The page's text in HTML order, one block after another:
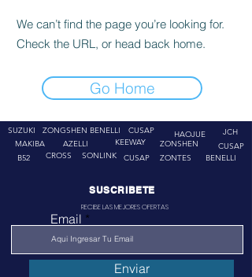
We can’t find the page you’re looking for.
Check the URL, or head back home.
Go Home
SUZUKI
ZONGSHEN
MAKIBA
AZELLI
BENELLI
CUSAP
KEEWAY
B52
CROSS SONLINK CUSAP
HAOJUE
JCH
ZONSHEN
ZONTES
CUSAP
BENELLI
SUSCRIBETE
RECIBE LAS MEJORES OFERTAS
Email
Enviar